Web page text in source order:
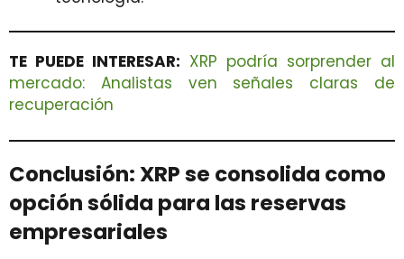
TE PUEDE INTERESAR: XRP podría sorprender al
mercado: Analistas ven señales claras de
recuperación
Conclusión: XRP se consolida como
opción sólida para las reservas
empresariales